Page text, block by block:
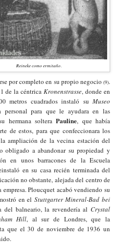
Reineke como ermitaño.
por completo en su propio negocio (9).
de la céntricaKronenstrasse, donde en
metros cuadrados instaló su Museo
para que le ayudara en las
hermana solteraPauline, que había
de estos, para que confeccionara los
ampliación de la vecina estación del
obligado a abandonar su propiedad y
en unos barracones de la Escuela
en su casa recién terminada del
no obstante, alejada del centro de
Ploucquet acabó vendiendo su
ó en el Stuttgarter Mineral-Bad bei
del balneario, la revendería alCrystal
Hill, al sur de Londres, que la
que el 30 de noviembre de 1936 un